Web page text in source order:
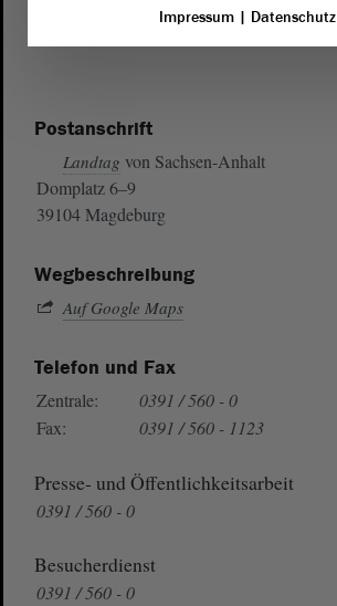
Postanschrift
Landtag von Sachsen-Anhalt
Domplatz 6–9
39104 Magdeburg
Wegbeschreibung
Auf Google Maps
Telefon und Fax
Zentrale:
0391 / 560 - 0
Fax:
0391 / 560 - 1123
Presse- und Öffentlichkeitsarbeit
0391 / 560 - 0
Besucherdienst
0391 / 560 - 0
Impressum| Datenschutz